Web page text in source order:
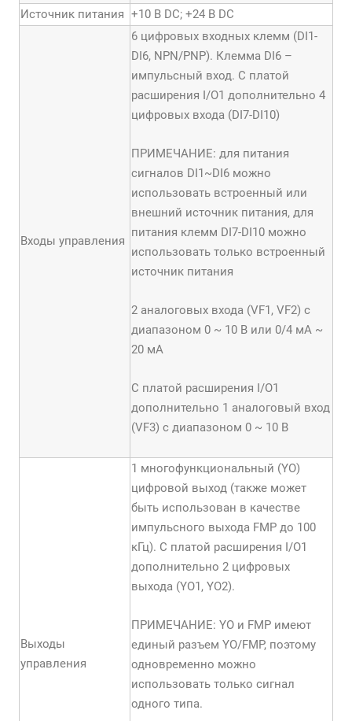
Источник питания +10 В DC; +24 В DC
Входы управления
6 цифровых входных клемм (DI1-
DI6, NPN/PNP). Клемма DI6 –
импульсный вход. С платой
расширения I/O1 дополнительно 4
цифровых входа (DI7-DI10)
ПРИМЕЧАНИЕ: для питания
сигналов DI1~DI6 можно
использовать встроенный или
внешний источник питания, для
питания клемм DI7-DI10 можно
использовать только встроенный
источник питания
2 аналоговых входа (VF1, VF2) с
диапазоном 0 ~ 10 В или 0/4 мА ~
20 мА
С платой расширения I/O1
дополнительно 1 аналоговый вход
(VF3) с диапазоном 0 ~ 10 В
Выходы
управления
1 многофункциональный (YО)
цифровой выход (также может
быть использован в качестве
импульсного выхода FMP до 100
кГц). С платой расширения I/O1
дополнительно 2 цифровых
выхода (YO1, YO2).
ПРИМЕЧАНИЕ: YО и FMP имеют
единый разъем YО/FMP, поэтому
одновременно можно
использовать только сигнал
одного типа.